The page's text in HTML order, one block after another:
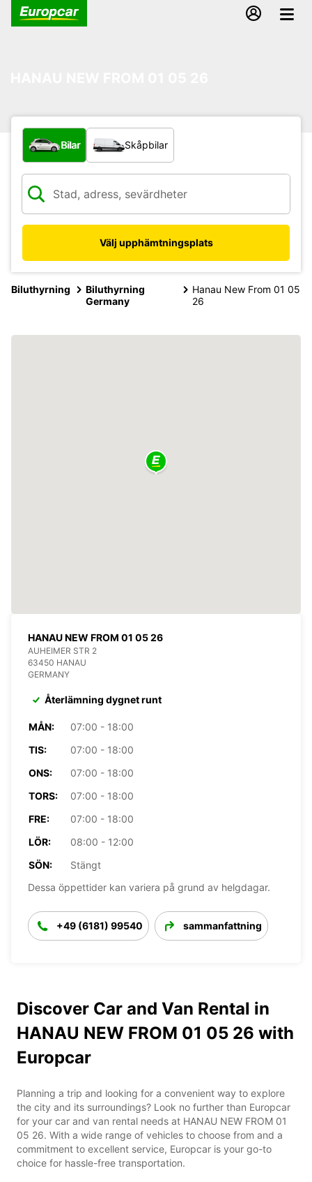
Vilken typ av fordon?
Bilar Skåpbilar
Välj upphämtningsplats
Biluthyrning
Biluthyrning
Germany
Hanau New From 01 05
26
HANAU NEW FROM 01 05 26
AUHEIMER STR 2
63450 HANAU
GERMANY
Återlämning dygnet runt
MÅN:
07:00 - 18:00
TIS:
07:00 - 18:00
ONS:
07:00 - 18:00
TORS:
07:00 - 18:00
FRE:
07:00 - 18:00
LÖR:
08:00 - 12:00
SÖN:
Stängt
Dessa öppettider kan variera på grund av helgdagar.
+49 (6181) 99540 sammanfattning
Discover Car and Van Rental in
HANAU NEW FROM 01 05 26 with
Europcar
Planning a trip and looking for a convenient way to explore
the city and its surroundings? Look no further than Europcar
for your car and van rental needs at HANAU NEW FROM 01
05 26. With a wide range of vehicles to choose from and a
commitment to excellent service, Europcar is your go-to
choice for hassle-free transportation.